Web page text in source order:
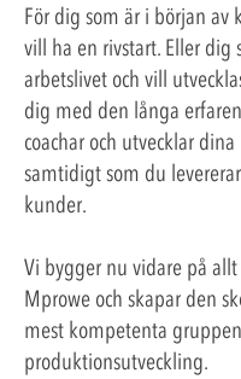
För dig som är i början av
vill ha en rivstart. Eller dig
arbetslivet och vill
dig med den långa
coachar och utvecklar
samtidigt som du
kunder.
Vi bygger nu vidare på
Mprowe och skapar den
mest kompetenta
produktionsutveckling.